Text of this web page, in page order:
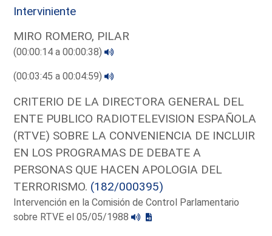
Interviniente
MIRO ROMERO, PILAR
(00:00:14 a 00:00:38)
(00:03:45 a 00:04:59)
CRITERIO DE LA DIRECTORA GENERAL DEL
ENTE PUBLICO RADIOTELEVISION ESPAÑOLA
(RTVE) SOBRE LA CONVENIENCIA DE INCLUIR
EN LOS PROGRAMAS DE DEBATE A
PERSONAS QUE HACEN APOLOGIA DEL
TERRORISMO. (182/000395)
Intervención en la Comisión de Control Parlamentario
sobre RTVE el 05/05/1988